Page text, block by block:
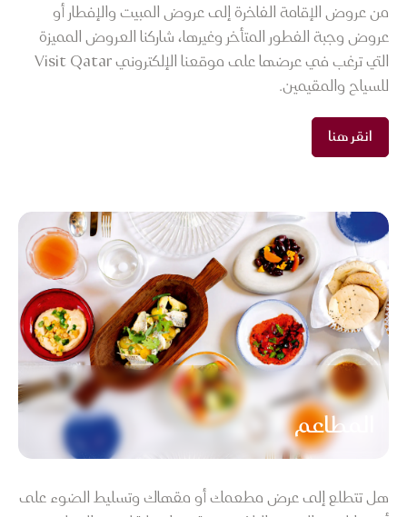
من عروض الإقامة الفاخرة إلى عروض المبيت والإفطار أو
عروض وجبة الفطور المتأخر وغيرها، شاركنا العروض المميزة
التي ترغب في عرضها على موقعنا الإلكتروني Visit Qatar
للسياح والمقيمين.
انقر هنا
المطاعم
هل تتطلع إلى عرض مطعمك أو مقهاك وتسليط الضوء على